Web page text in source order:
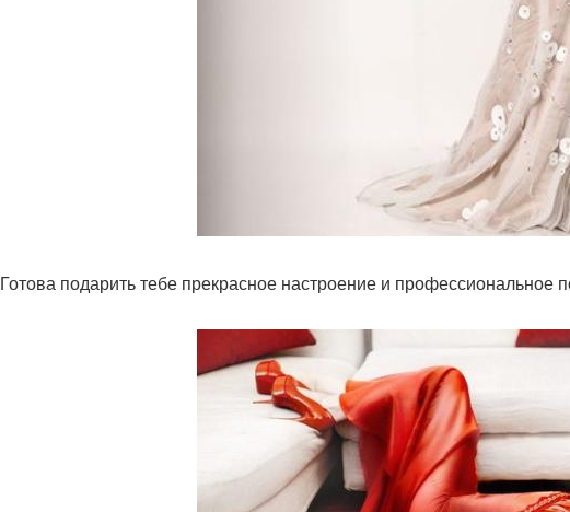
Готова подарить тебе прекрасное настроение и профессиональное